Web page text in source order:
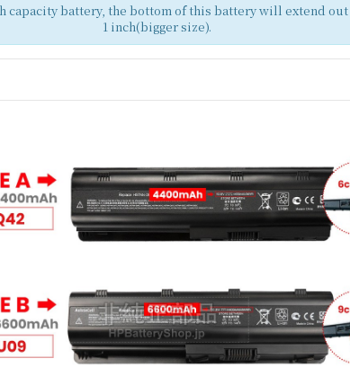
capacity battery, the bottom of this battery will extend
1 inch(bigger size).